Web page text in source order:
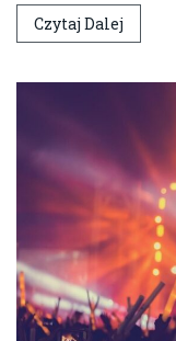
Czytaj Dalej